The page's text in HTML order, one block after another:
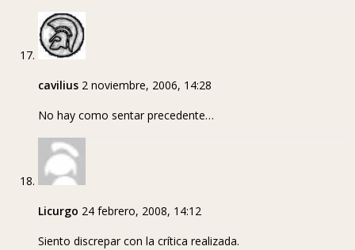
cavilius 2 noviembre, 2006, 14:28
No hay como sentar precedente…
Licurgo 24 febrero, 2008, 14:12
Siento discrepar con la crítica realizada.